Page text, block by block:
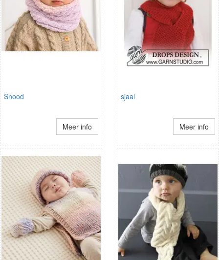
Snood
Meer info
sjaal
Meer info